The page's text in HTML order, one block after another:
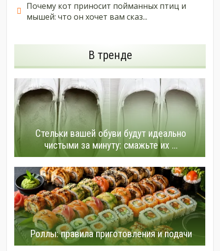
Почему кот приносит пойманных птиц и
мышей: что он хочет вам сказ...
В тренде
Стельки вашей обуви будут идеально
чистыми за минуту: смажьте их ...
Роллы: правила приготовления и подачи